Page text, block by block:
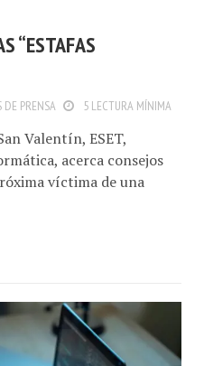
“ESTAFAS
DE PRENSA 5 LECTURA MÍNIMA
Valentín, ESET,
acerca consejos
víctima de una